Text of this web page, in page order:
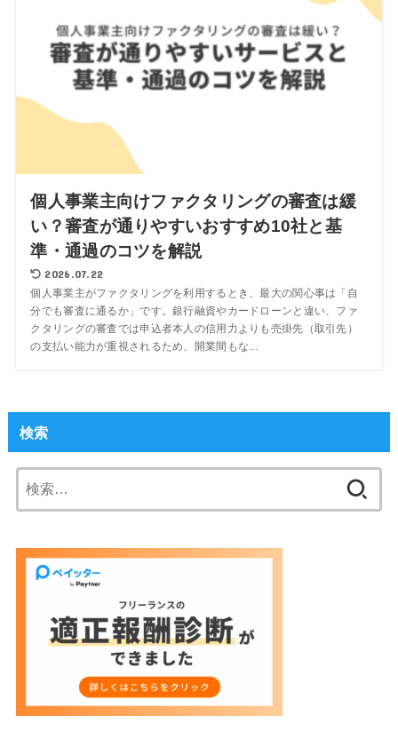
個人事業主向けファクタリングの審査は緩
い？審査が通りやすいおすすめ10社と基
準・通過のコツを解説
2026.07.22
個人事業主がファクタリングを利用するとき、最大の関心事は「自
分でも審査に通るか」です。銀行融資やカードローンと違い、ファ
クタリングの審査では申込者本人の信用力よりも売掛先（取引先）
の支払い能力が重視されるため、開業間もな...
検索
索: